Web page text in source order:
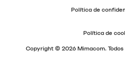
Copyright © 2026 Mimacom.
Política de
Política de